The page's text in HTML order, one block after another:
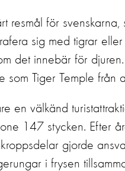
resmål för
sig med tigrar
det innebär för
som Tiger Temple från
en välkänd
147 stycken. Efter
gjorde
i frysen